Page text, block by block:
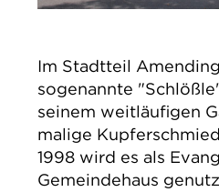
Im Stadtteil
sogenannte
seinem weitläufigen
malige
1998 wird es als
Gemeindehaus